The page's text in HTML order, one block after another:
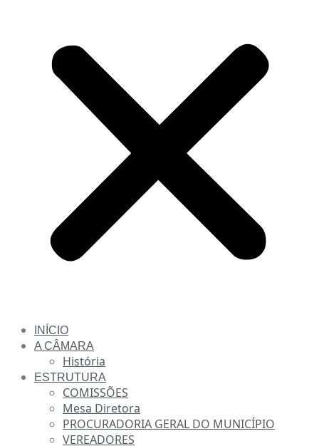
INÍCIO
A CÂMARA
História
ESTRUTURA
COMISSÕES
Mesa Diretora
PROCURADORIA GERAL DO MUNICÍPIO
VEREADORES